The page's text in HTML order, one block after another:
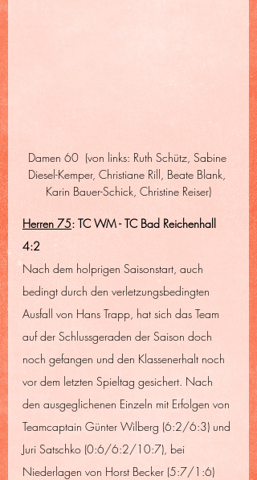
Damen 60  (von links: Ruth Schütz, Sabine
Diesel-Kemper, Christiane Rill, Beate Blank,
Karin Bauer-Schick, Christine Reiser)
Herren 75: TC WM - TC Bad Reichenhall
4:2
Nach dem holprigen Saisonstart, auch
bedingt durch den verletzungsbedingten
Ausfall von Hans Trapp, hat sich das Team
auf der Schlussgeraden der Saison doch
noch gefangen und den Klassenerhalt noch
vor dem letzten Spieltag gesichert. Nach
den ausgeglichenen Einzeln mit Erfolgen von
Teamcaptain Günter Wilberg (6:2/6:3) und
Juri Satschko (0:6/6:2/10:7), bei
Niederlagen von Horst Becker (5:7/1:6)